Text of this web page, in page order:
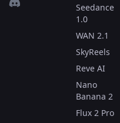
Seedance
1.0
WAN 2.1
SkyReels
Reve AI
Nano
Banana 2
Flux 2 Pro